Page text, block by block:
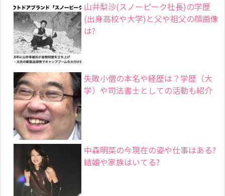
山井梨沙(スノーピーク社長)の学歴
(出身高校や大学)と父や祖父の顔画像
は?
失敗小僧の本名や経歴は？学歴（大
学）や司法書士としての活動も紹介
中森明菜の今現在の姿や仕事はある?
結婚や家族はいてる?